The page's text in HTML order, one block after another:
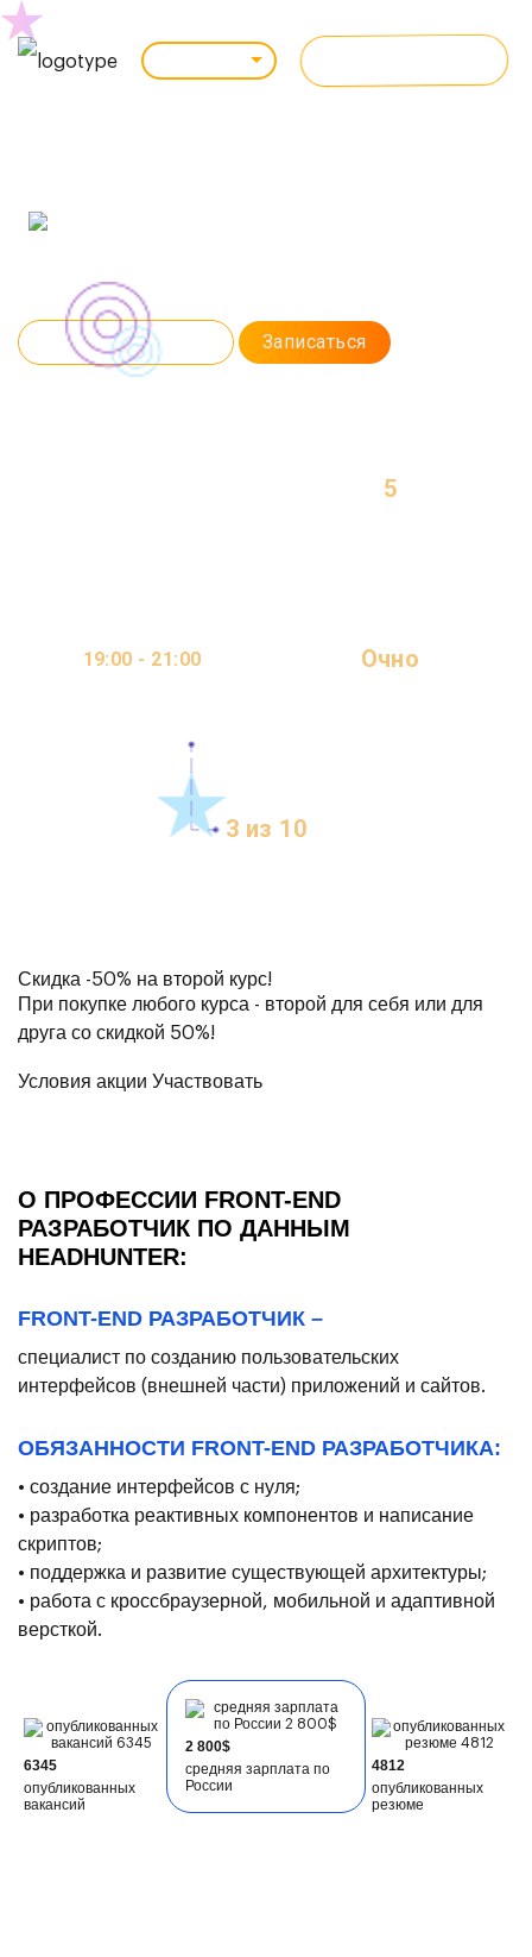
приложений.
Программа курса Записаться
5
19:00 - 21:00
Очно
3 из 10
Скидка -50% на второй курс!
При покупке любого курса - второй для себя или для
друга со скидкой 50%!
Условия акции Участвовать
О ПРОФЕССИИ FRONT-END
РАЗРАБОТЧИК ПО ДАННЫМ
HEADHUNTER:
FRONT-END РАЗРАБОТЧИК –
специалист по созданию пользовательских
интерфейсов (внешней части) приложений и сайтов.
ОБЯЗАННОСТИ FRONT-END РАЗРАБОТЧИКА:
• создание интерфейсов с нуля;
• разработка реактивных компонентов и написание
скриптов;
• поддержка и развитие существующей архитектуры;
• работа с кроссбраузерной, мобильной и адаптивной
версткой.
6345
опубликованных
вакансий
2 800$
средняя зарплата по
России
4812
опубликованных
резюме